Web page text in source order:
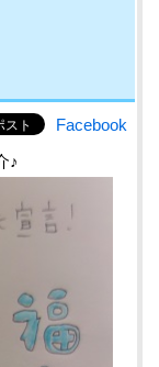
Facebook
♪